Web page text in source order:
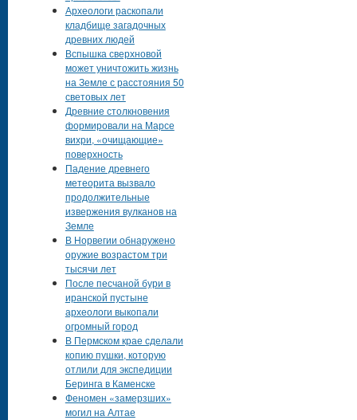
Археологи раскопали
кладбище загадочных
древних людей
Вспышка сверхновой
может уничтожить жизнь
на Земле с расстояния 50
световых лет
Древние столкновения
формировали на Марсе
вихри, «очищающие»
поверхность
Падение древнего
метеорита вызвало
продолжительные
извержения вулканов на
Земле
В Норвегии обнаружено
оружие возрастом три
тысячи лет
После песчаной бури в
иранской пустыне
археологи выкопали
огромный город
В Пермском крае сделали
копию пушки, которую
отлили для экспедиции
Беринга в Каменске
Феномен «замерзших»
могил на Алтае